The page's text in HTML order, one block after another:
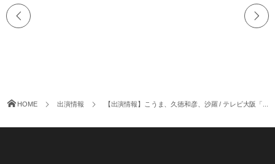
HOME 出演情報 【出演情報】こうま、久徳和彦、沙羅 / テレビ大阪「...